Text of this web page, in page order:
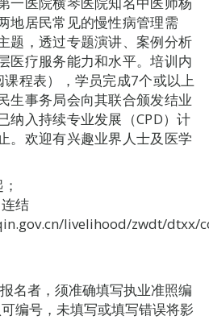
地居民常见的慢性病管理需
题，透过专题演讲、案例分析
医疗服务能力和水平。培训内
程表），学员完成7个或以上
生事务局会向其联合颁发结业
纳入持续专业发展（CPD）计
。欢迎有兴趣业界人士及医学
结
livelihood/zwdt/dtxx/
名者，须准确填写执业准照编
编号，未填写或填写错误将影